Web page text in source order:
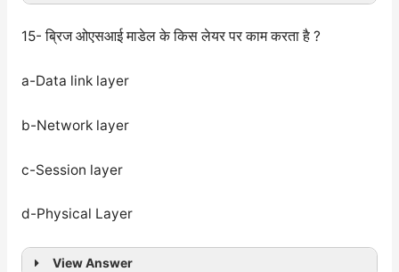
15- ब्रिज ओएसआई माडेल के किस लेयर पर काम करता है ?
a-Data link layer
b-Network layer
c-Session layer
d-Physical Layer
View Answer